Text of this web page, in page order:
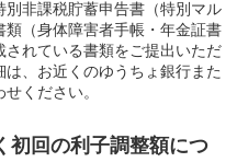
非課税貯蓄申告書（特別マル
（身体障害者手帳・年金証書
れている書類をご提出いただ
、お近くのゆうちょ銀行また
ください。
初回の利子調整額につ